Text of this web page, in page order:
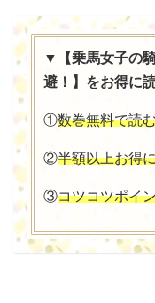
▼【乗馬女子の
避！】をお得に
①数巻無料で読
②半額以上お得
③コツコツポイ